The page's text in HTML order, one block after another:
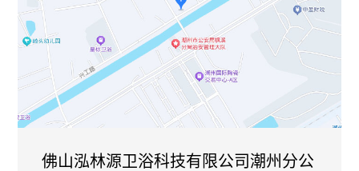
佛山泓林源卫浴科技有限公司潮州分公